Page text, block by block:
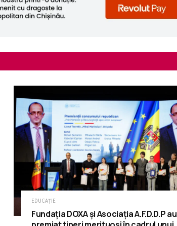
EDUCAȚIE
Fundația DOXA și Asociația A.F.D.D.P au